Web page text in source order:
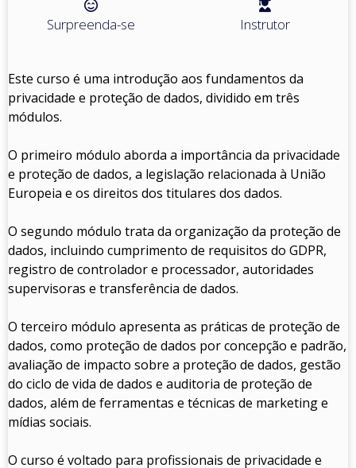
Surpreenda-se Instrutor
Este curso é uma introdução aos fundamentos da
privacidade e proteção de dados, dividido em três
módulos.
O primeiro módulo aborda a importância da privacidade
e proteção de dados, a legislação relacionada à União
Europeia e os direitos dos titulares dos dados.
O segundo módulo trata da organização da proteção de
dados, incluindo cumprimento de requisitos do GDPR,
registro de controlador e processador, autoridades
supervisoras e transferência de dados.
O terceiro módulo apresenta as práticas de proteção de
dados, como proteção de dados por concepção e padrão,
avaliação de impacto sobre a proteção de dados, gestão
do ciclo de vida de dados e auditoria de proteção de
dados, além de ferramentas e técnicas de marketing e
mídias sociais.
O curso é voltado para profissionais de privacidade e